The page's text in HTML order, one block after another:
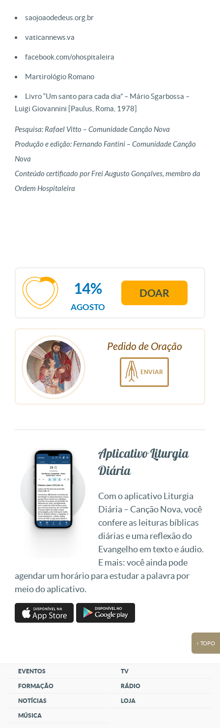
saojoaodedeus.org.br
vaticannews.va
facebook.com/ohospitaleira
Martirológio Romano
Livro “Um santo para cada dia” – Mário Sgarbossa –
Luigi Giovannini [Paulus, Roma, 1978]
Pesquisa: Rafael Vitto – Comunidade Canção Nova
Produção e edição: Fernando Fantini – Comunidade Canção
Nova
Conteúdo certificado por Frei Augusto Gonçalves, membro da
Ordem Hospitaleira
AGOSTO
14% DOAR
Pedido de Oração
ENVIAR
Aplicativo Liturgia
Diária
Com o aplicativo Liturgia
Diária – Canção Nova, você
confere as leituras bíblicas
diárias e uma reflexão do
Evangelho em texto e áudio.
E mais: você ainda pode
agendar um horário para estudar a palavra por
meio do aplicativo.
↑ TOPO
EVENTOS
FORMAÇÃO
NOTÍCIAS
MÚSICA
TV
RÁDIO
LOJA